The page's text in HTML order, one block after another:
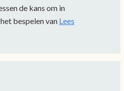
de kans om in
bespelen van Lees